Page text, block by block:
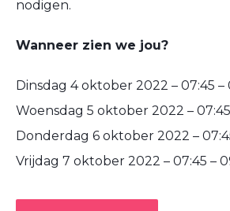
nodigen.
Wanneer zien we jou?
Dinsdag 4 oktober 2022 – 07:45 –
Woensdag 5 oktober 2022 –
Donderdag 6 oktober 2022 –
Vrijdag 7 oktober 2022 – 07:45 –